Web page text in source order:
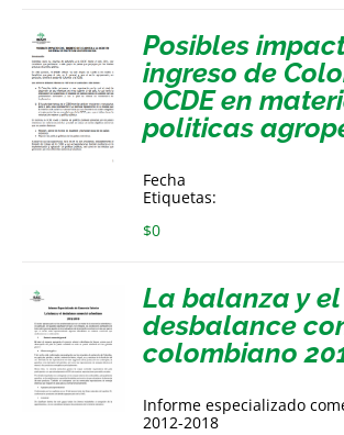
Posibles
ingreso de
OCDE en
politicas
Fecha
Etiquetas:
$0
La balanza y el
desbalance
colombiano
Informe especializado
2012-2018